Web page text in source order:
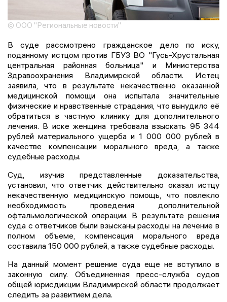
© ООО "Региональные новости"
В суде рассмотрено гражданское дело по иску,
поданному истцом против ГБУЗ ВО "Гусь-Хрустальная
центральная районная больница" и Министерства
Здравоохранения Владимирской области. Истец
заявила, что в результате некачественно оказанной
медицинской помощи она испытала значительные
физические и нравственные страдания, что вынудило её
обратиться в частную клинику для дополнительного
лечения. В иске женщина требовала взыскать 95 344
рублей материального ущерба и 1 000 000 рублей в
качестве компенсации морального вреда, а также
судебные расходы.
Суд, изучив представленные доказательства,
установил, что ответчик действительно оказал истцу
некачественную медицинскую помощь, что повлекло
необходимость проведения дополнительной
офтальмологической операции. В результате решения
суда с ответчиков были взысканы расходы на лечение в
полном объеме, компенсация морального вреда
составила 150 000 рублей, а также судебные расходы.
На данный момент решение суда еще не вступило в
законную силу. Объединенная пресс-служба судов
общей юрисдикции Владимирской области продолжает
следить за развитием дела.